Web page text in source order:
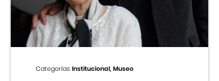
Centro Cultural Peruano Japonés
Cursos
Museo de la Inmigración Japonesa
Categorías:Institucional, Museo